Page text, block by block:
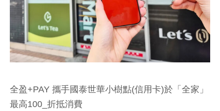
全盈+PAY 攜手國泰世華小樹點(信用卡)於「全家」
最高100_折抵消費